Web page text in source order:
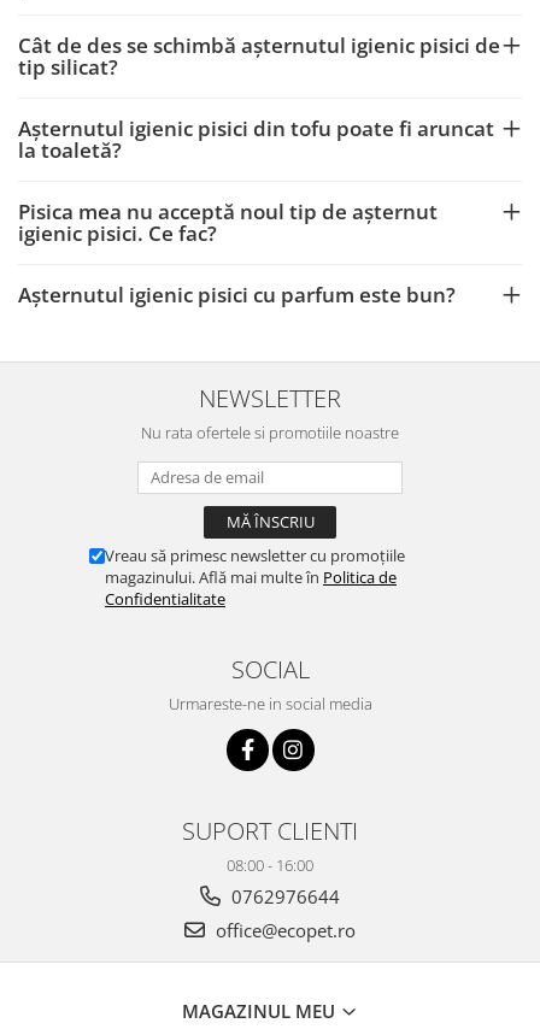
Cât de des se schimbă așternutul igienic pisici de
tip silicat?
Așternutul igienic pisici din tofu poate fi aruncat
la toaletă?
Pisica mea nu acceptă noul tip de așternut
igienic pisici. Ce fac?
Așternutul igienic pisici cu parfum este bun?
NEWSLETTER
Nu rata ofertele si promotiile noastre
Vreau să primesc newsletter cu promoțiile
magazinului. Află mai multe în Politica de
Confidentialitate
SOCIAL
Urmareste-ne in social media
SUPORT CLIENTI
08:00 - 16:00
0762976644
office@ecopet.ro
MAGAZINUL MEU